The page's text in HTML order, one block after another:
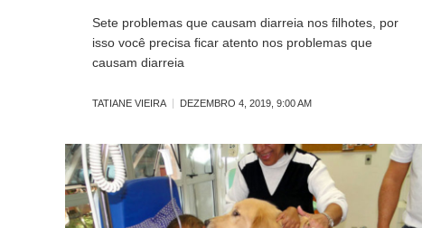
Sete problemas que causam diarreia nos filhotes, por
isso você precisa ficar atento nos problemas que
causam diarreia
TATIANE VIEIRA DEZEMBRO 4, 2019, 9:00 AM